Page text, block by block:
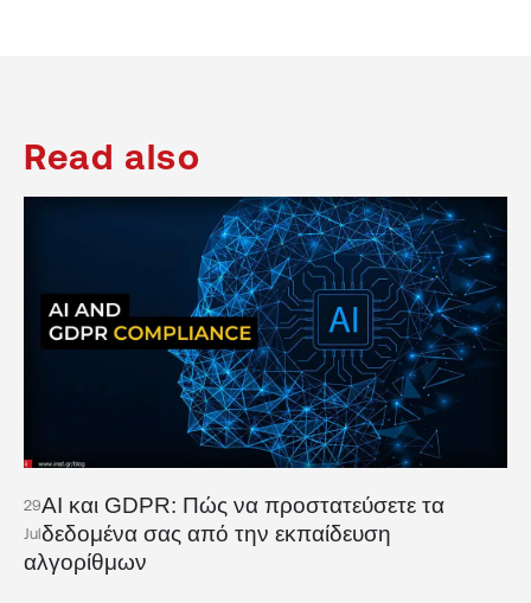
Read also
29
Jul
AI και GDPR: Πώς να προστατεύσετε τα
δεδομένα σας από την εκπαίδευση
αλγορίθμων